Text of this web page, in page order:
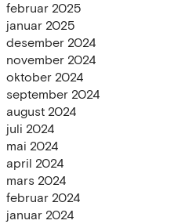
februar 2025
januar 2025
desember 2024
november 2024
oktober 2024
september 2024
august 2024
juli 2024
mai 2024
april 2024
mars 2024
februar 2024
januar 2024